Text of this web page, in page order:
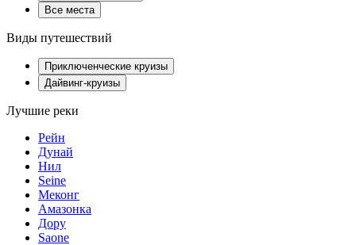
Все места
Виды путешествий
Приключенческие круизы
Дайвинг-круизы
Лучшие реки
Рейн
Дунай
Нил
Seine
Меконг
Амазонка
Дору
Saone